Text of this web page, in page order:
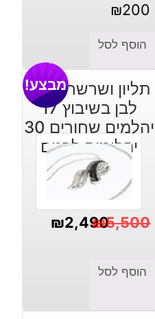
₪200
הוסף לסל
תליון ושרשרת זהב
לבן בשיבוץ 17
יהלמים שחורים 30
יהלומים לבנים
מבצע!
₪5,500
המקורי
₪5,500.
₪2,490
הנוכחי
₪2,490.
הוסף לסל